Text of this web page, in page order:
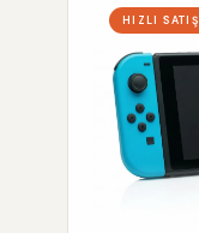
HIZLI SATIŞ